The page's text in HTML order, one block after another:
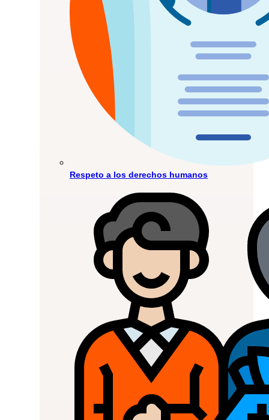
Respeto a los derechos humanos